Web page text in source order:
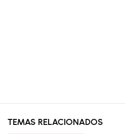
TEMAS RELACIONADOS